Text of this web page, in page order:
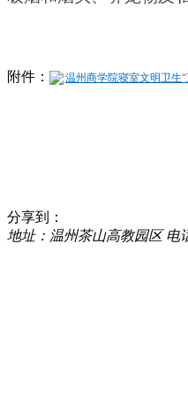
附件： 温州商学院寝室文明卫生
分享到：
地址：温州茶山高教园区 电